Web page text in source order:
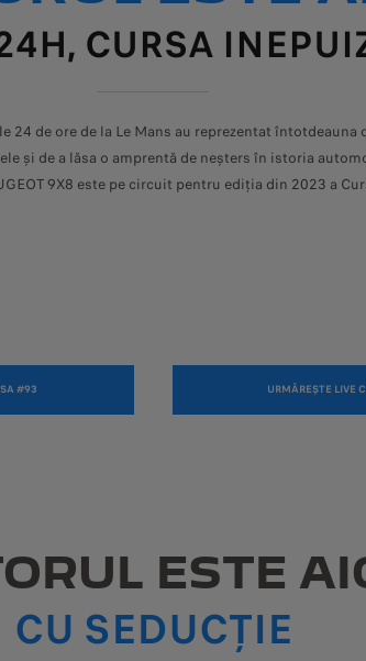
CURSA
24 de ore de la Le Mans au reprezentat
și de a lăsa o amprentă de neșters în istoria
9X8 este pe circuit pentru ediția din 2023 a
#93 URMĂREȘTE LIVE
ESTE
CU SEDUCȚIE